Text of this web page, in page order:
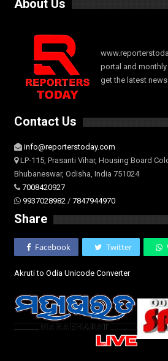
About Us
portal and
get the latest
Contact Us
info@reporterstoday.com
LP-115, Prasanti Vihar, Housing Board
Bhubaneswar, Odisha, India 751024
7008420927
9937028982 / 7847944970
Share
Facebook Twitter
Akruti to Odia Unicode Converter